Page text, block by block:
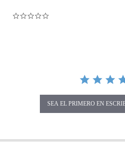
SEA EL PRIMERO EN